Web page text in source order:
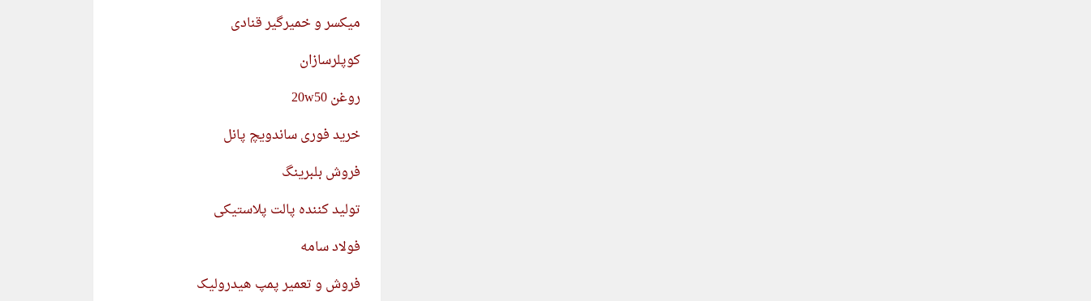
میکسر و خمیرگیر قنادی
کوپلرسازان
روغن 20w50
خرید فوری ساندویچ پانل
فروش بلبرینگ
تولید کننده پالت پلاستیکی
فولاد سامه
فروش و تعمیر پمپ هیدرولیک